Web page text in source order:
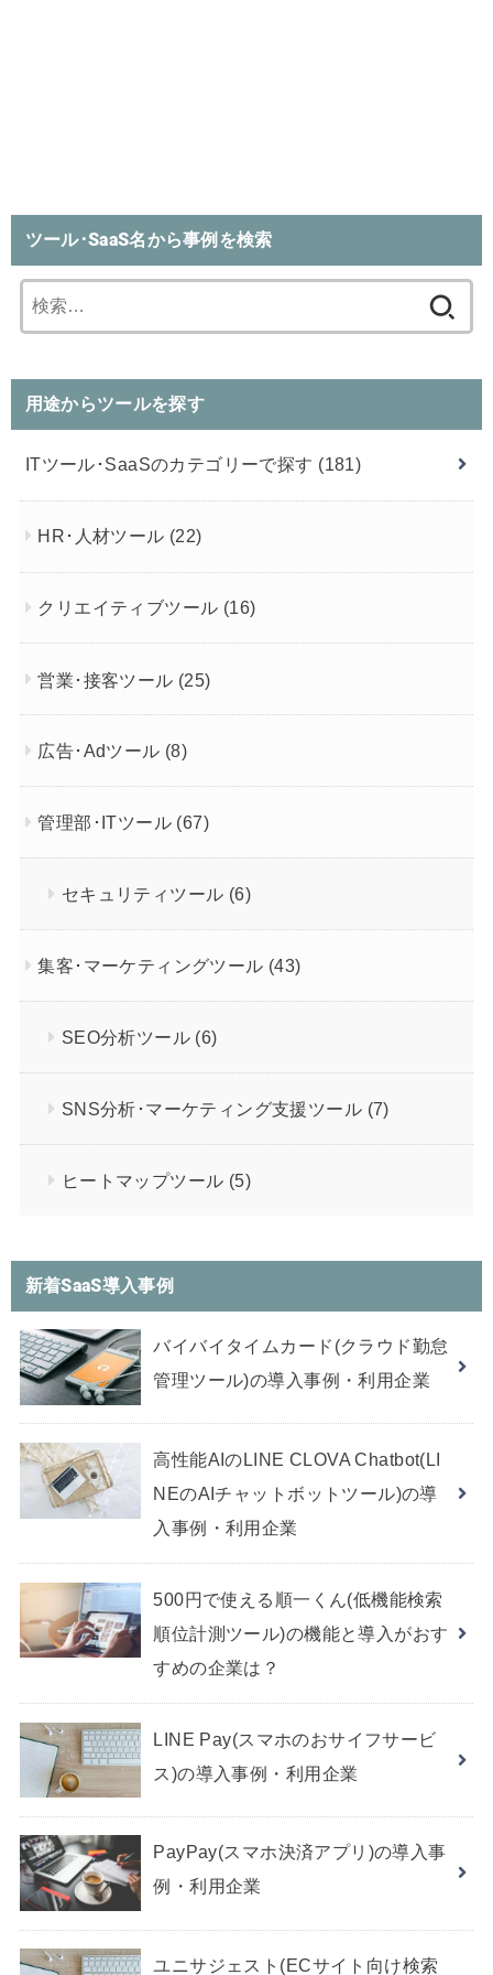
ツール･SaaS名から事例を検索
索:
用途からツールを探す
ITツール･SaaSのカテゴリーで探す (181)
HR･人材ツール (22)
クリエイティブツール (16)
営業･接客ツール (25)
広告･Adツール (8)
管理部･ITツール (67)
セキュリティツール (6)
集客･マーケティングツール (43)
SEO分析ツール (6)
SNS分析･マーケティング支援ツール (7)
ヒートマップツール (5)
新着SaaS導入事例
バイバイタイムカード(クラウド勤怠
管理ツール)の導入事例・利用企業
高性能AIのLINE CLOVA Chatbot(LI
NEのAIチャットボットツール)の導
入事例・利用企業
500円で使える順一くん(低機能検索
順位計測ツール)の機能と導入がおす
すめの企業は？
LINE Pay(スマホのおサイフサービ
ス)の導入事例・利用企業
PayPay(スマホ決済アプリ)の導入事
例・利用企業
ユニサジェスト(ECサイト向け検索